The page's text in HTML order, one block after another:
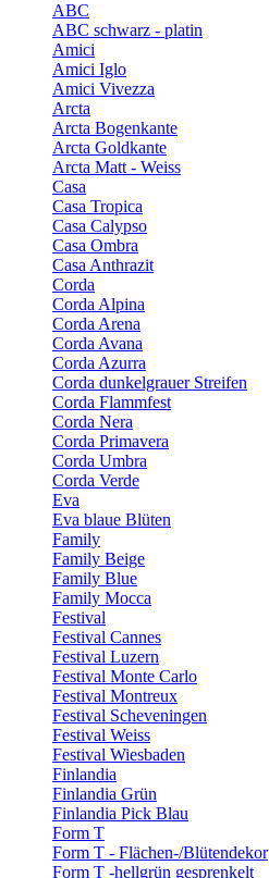
ABC
ABC schwarz - platin
Amici
Amici Iglo
Amici Vivezza
Arcta
Arcta Bogenkante
Arcta Goldkante
Arcta Matt - Weiss
Casa
Casa Tropica
Casa Calypso
Casa Ombra
Casa Anthrazit
Corda
Corda Alpina
Corda Arena
Corda Avana
Corda Azurra
Corda dunkelgrauer Streifen
Corda Flammfest
Corda Nera
Corda Primavera
Corda Umbra
Corda Verde
Eva
Eva blaue Blüten
Family
Family Beige
Family Blue
Family Mocca
Festival
Festival Cannes
Festival Luzern
Festival Monte Carlo
Festival Montreux
Festival Scheveningen
Festival Weiss
Festival Wiesbaden
Finlandia
Finlandia Grün
Finlandia Pick Blau
Form T
Form T - Flächen-/Blütendekor
Form T -hellgrün gesprenkelt